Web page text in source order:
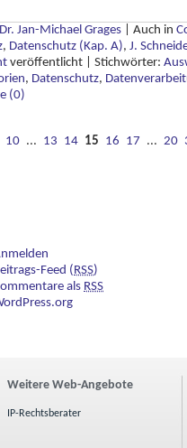
Dr. Jan-Michael Grages Auch in
, Datenschutz (Kap. A), J.
veröffentlicht Stichwörter:
, Datenschutz,
(0)
10 ... 13 14 15 16 17 ... 20
Feed (RSS)
als RSS
Weitere Web-Angebote
IP-Rechtsberater